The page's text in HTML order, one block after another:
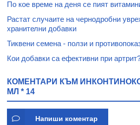
По кое време на деня се пият
Растат случаите на чернодробни
хранителни добавки
Тиквени семена - ползи и
Кои добавки са ефективни при
КОМЕНТАРИ КЪМ
МЛ * 14
Напиши коментар